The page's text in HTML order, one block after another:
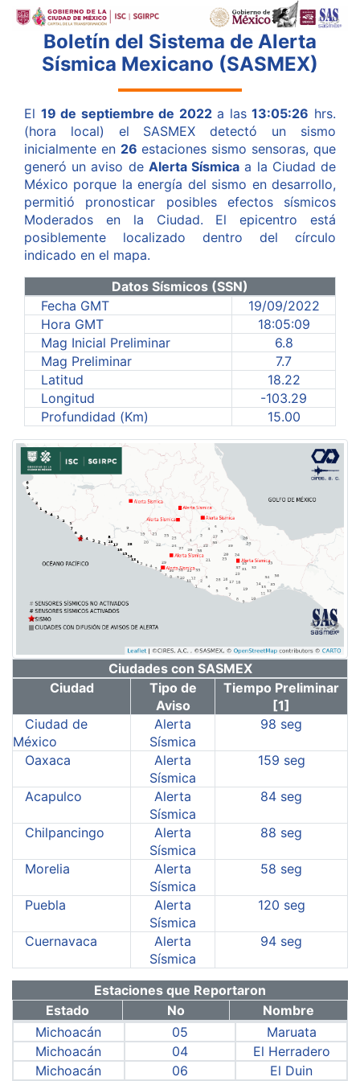
Boletín del Sistema de Alerta
Sísmica Mexicano (SASMEX)
El 19 de septiembre de 2022a las13:05:26 hrs.
(hora local) el SASMEX detectó un sismo
inicialmente en 26 estaciones sismo sensoras, que
generó un aviso de Alerta Sísmica a la Ciudad de
México porque la energía del sismo en desarrollo,
permitió pronosticar posibles efectos sísmicos
Moderados en la Ciudad. El epicentro está
posiblemente localizado dentro del círculo
indicado en el mapa.
Datos Sísmicos (SSN)
Fecha GMT
19/09/2022
Hora GMT
18:05:09
Mag Inicial Preliminar
6.8
Mag Preliminar
7.7
Latitud
18.22
Longitud
-103.29
Profundidad (Km)
15.00
Ciudades con SASMEX
Ciudad
Tipo de
Aviso
Tiempo Preliminar
[1]
Ciudad de
México
Alerta
Sísmica
98 seg
Oaxaca
Alerta
Sísmica
159 seg
Acapulco
Alerta
Sísmica
84 seg
Chilpancingo
Alerta
Sísmica
88 seg
Morelia
Alerta
Sísmica
58 seg
Puebla
Alerta
Sísmica
120 seg
Cuernavaca
Alerta
Sísmica
94 seg
Estaciones que Reportaron
Estado
No
Nombre
Michoacán
05
Maruata
Michoacán
04
El Herradero
Michoacán
06 El Duin